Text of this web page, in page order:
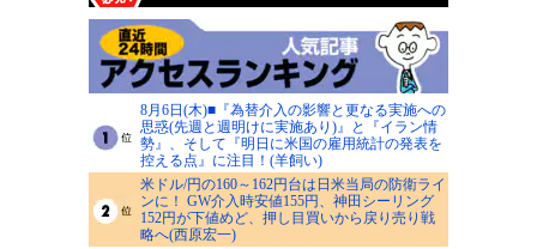
8月6日(木)■『為替介入の影響と更なる実施への
思惑(先週と週明けに実施あり)』と『イラン情
勢』、そして『明日に米国の雇用統計の発表を
控える点』に注目！(羊飼い)
米ドル/円の160～162円台は日米当局の防衛ライ
ンに！ GW介入時安値155円、神田シーリング
152円が下値めど、押し目買いから戻り売り戦
略へ(西原宏一)